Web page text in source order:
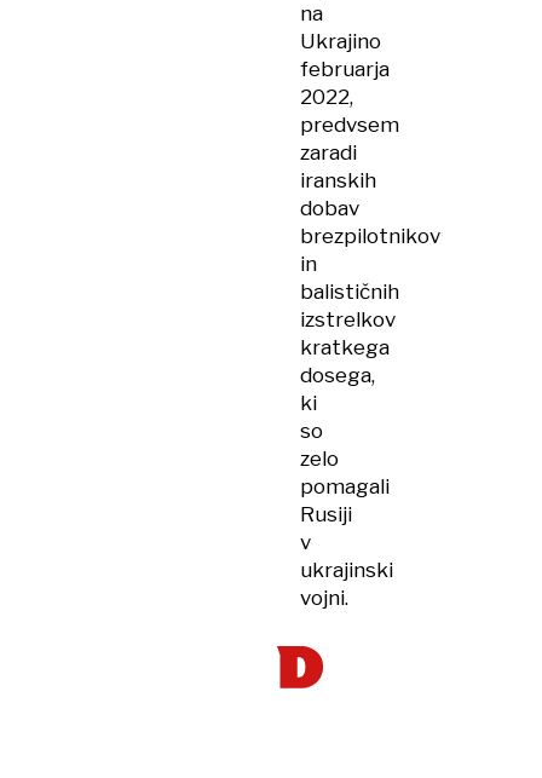
na
Ukrajino
februarja
2022,
predvsem
zaradi
iranskih
dobav
brezpilotnikov
in
balističnih
izstrelkov
kratkega
dosega,
ki
so
zelo
pomagali
Rusiji
v
ukrajinski
vojni.